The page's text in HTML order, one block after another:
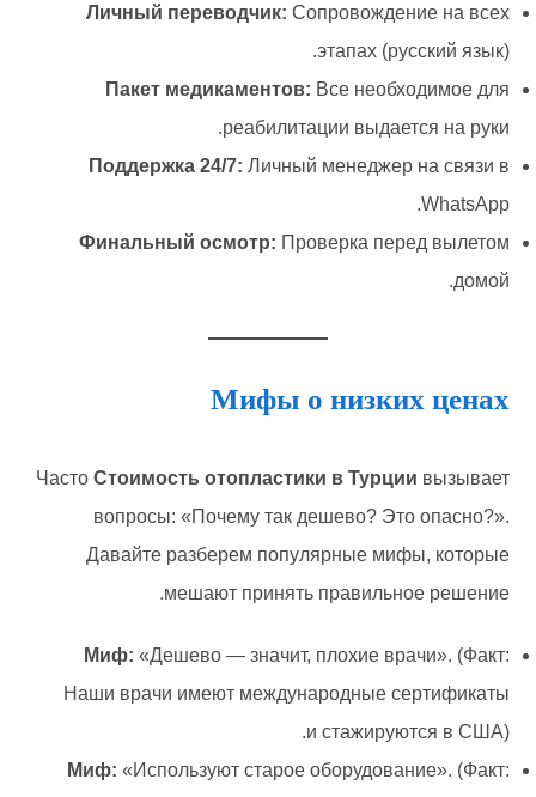
Личный переводчик: Сопровождение на всех
этапах (русский язык).
Пакет медикаментов: Все необходимое для
реабилитации выдается на руки.
Поддержка 24/7: Личный менеджер на связи в
WhatsApp.
Финальный осмотр: Проверка перед вылетом
домой.
Мифы о низких ценах
Часто Стоимость отопластики в Турции вызывает
вопросы: «Почему так дешево? Это опасно?».
Давайте разберем популярные мифы, которые
мешают принять правильное решение.
Миф: «Дешево — значит, плохие врачи». (Факт:
Наши врачи имеют международные сертификаты
и стажируются в США).
Миф: «Используют старое оборудование». (Факт: